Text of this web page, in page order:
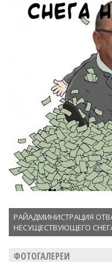
РАЙАДМИНИСТРАЦИЯ
НЕСУЩЕСТВУЮЩЕГО
ФОТОГАЛЕРЕИ